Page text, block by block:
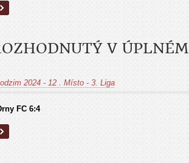
V ÚPLNÉM
2024 - 12 . Místo - 3. Liga
FC 6:4